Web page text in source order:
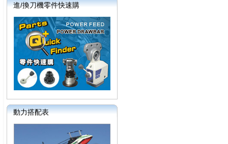
進/換刀機零件快速購
動力搭配表